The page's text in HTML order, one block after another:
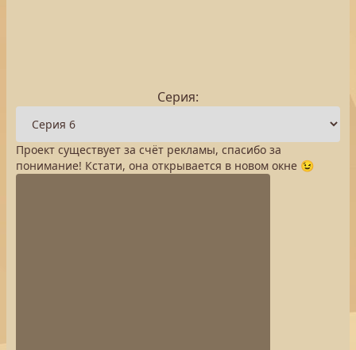
Серия:
Проект существует за счёт рекламы, спасибо за
понимание! Кстати, она открывается в новом окне 😉